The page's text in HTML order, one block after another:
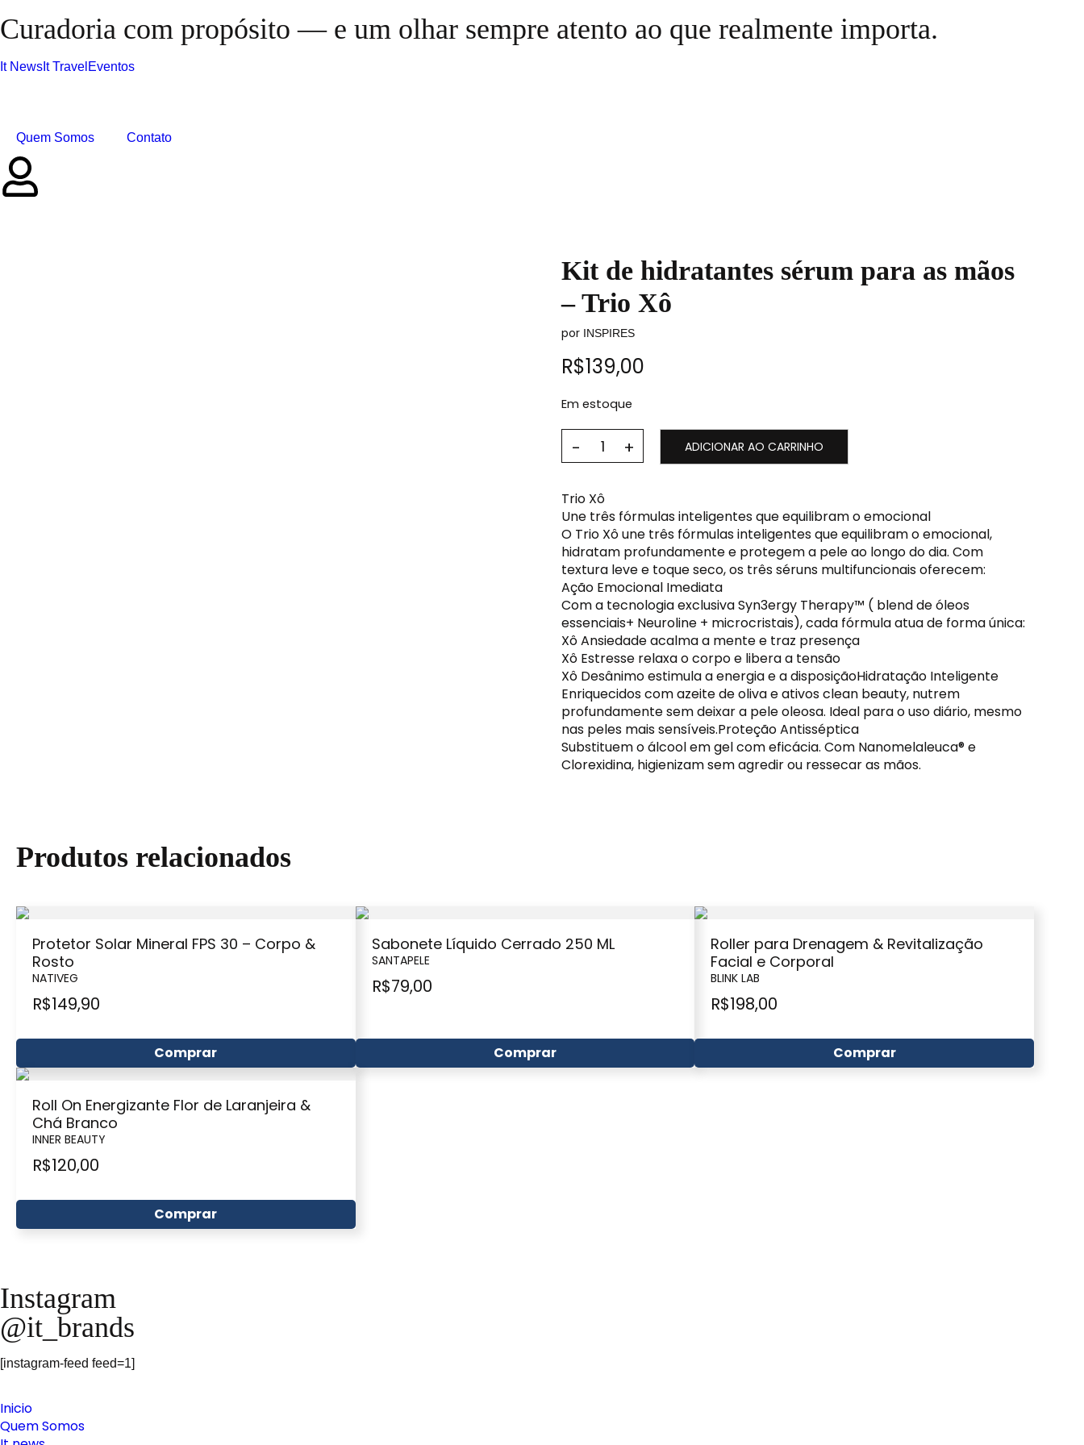
Curadoria com propósito — e um olhar sempre atento ao que realmente importa.
It News It Travel Eventos
Quem Somos Contato
Kit de hidratantes sérum para as mãos
– Trio Xô
por INSPIRES
R$139,00
Em estoque
ADICIONAR AO CARRINHO
Trio Xô
Une três fórmulas inteligentes que equilibram o emocional
O Trio Xô une três fórmulas inteligentes que equilibram o emocional,
hidratam profundamente e protegem a pele ao longo do dia. Com
textura leve e toque seco, os três séruns multifuncionais oferecem:
Ação Emocional Imediata
Com a tecnologia exclusiva Syn3ergy Therapy™ ( blend de óleos
essenciais+ Neuroline + microcristais), cada fórmula atua de forma única:
Xô Ansiedade acalma a mente e traz presença
Xô Estresse relaxa o corpo e libera a tensão
Xô Desânimo estimula a energia e a disposiçãoHidratação Inteligente
Enriquecidos com azeite de oliva e ativos clean beauty, nutrem
profundamente sem deixar a pele oleosa. Ideal para o uso diário, mesmo
nas peles mais sensíveis.Proteção Antisséptica
Substituem o álcool em gel com eficácia. Com Nanomelaleuca® e
Clorexidina, higienizam sem agredir ou ressecar as mãos.
Produtos relacionados
Protetor Solar Mineral FPS 30 – Corpo &
Rosto
NATIVEG
R$149,90
Comprar
Sabonete Líquido Cerrado 250 ML
SANTAPELE
R$79,00
Comprar
Roller para Drenagem & Revitalização
Facial e Corporal
BLINK LAB
R$198,00
Comprar
Roll On Energizante Flor de Laranjeira &
Chá Branco
INNER BEAUTY
R$120,00
Comprar
Instagram
@it_brands
[instagram-feed feed=1]
Inicio
Quem Somos